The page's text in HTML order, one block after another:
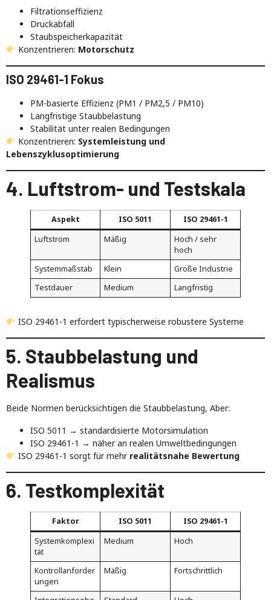
Filtrationseffizienz
Druckabfall
Staubspeicherkapazität
Konzentrieren: Motorschutz
ISO 29461-1 Fokus
PM-basierte Effizienz (PM1 / PM2,5 / PM10)
Langfristige Staubbelastung
Stabilität unter realen Bedingungen
Konzentrieren: Systemleistung und
Lebenszyklusoptimierung
4. Luftstrom- und Testskala
Aspekt ISO 5011
ISO 29461-1
Luftstrom
Mäßig
Hoch / sehr
hoch
Systemmaßstab
Klein
Große Industrie
Testdauer
Medium Langfristig
ISO 29461-1 erfordert typischerweise robustere Systeme
5. Staubbelastung und
Realismus
Beide Normen berücksichtigen die Staubbelastung, Aber:
ISO 5011 → standardisierte Motorsimulation
ISO 29461-1 → näher an realen Umweltbedingungen
ISO 29461-1 sorgt für mehr realitätsnahe Bewertung
6. Testkomplexität
Faktor ISO 5011
ISO 29461-1
Systemkomplexi
tät
Medium Hoch
Kontrollanforder
ungen
Mäßig Fortschrittlich